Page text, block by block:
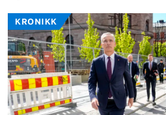
KRONIKK